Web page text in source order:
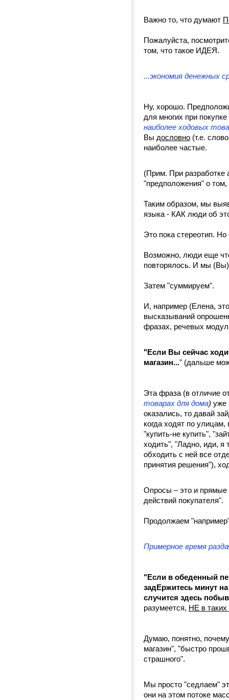
Важно то, что думают
Пожалуйста,
том, что такое ИДЕЯ.
...экономия денежных
Ну, хорошо.
для многих при
наиболее ходовых
Вы дословно (т.е.
наиболее частые.
(Прим. При разработке
"предположения" о
Таким образом, мы
языка - КАК люди об
Это пока стереотип.
Возможно, люди еще
повторялось. И мы
Затем "суммируем".
И, например (Елена,
высказываний
фразах, речевых
"Если Вы сейчас
магазин..." (дальше
Эта фраза (в отличие
товарах для дома) уже
оказались, то давай
когда ходят по
"купить-не купить",
ходить", "Ладно, иди, я
обходить с ней все
принятия решения"),
Опросы – это и прямые
действий покупателя".
Продолжаем
Примерное время
"Если в обеденный
задЕржитесь минут
случится здесь
разумеется, НЕ в
Думаю, понятно,
магазин", "быстро
страшного".
Мы просто "седлаем"
они на этом потоке